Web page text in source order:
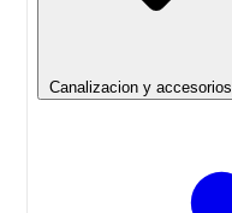
Canalizacion y accesorios